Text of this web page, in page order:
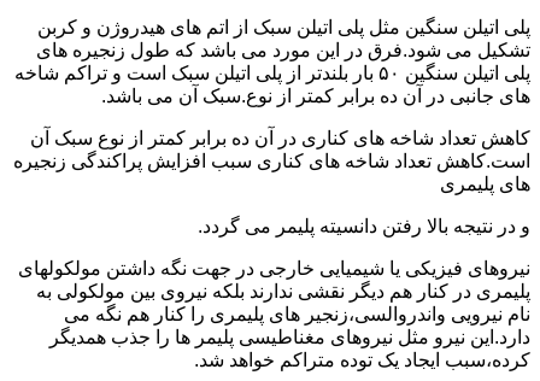
پلی اتیلن سنگین مثل پلی اتیلن سبک از اتم های هیدروژن و کربن
تشکیل می شود.فرق در این مورد می باشد که طول زنجیره های
پلی اتیلن سنگین ۵۰ بار بلندتر از پلی اتیلن سبک است و تراکم شاخه
های جانبی در آن ده برابر کمتر از نوع.سبک آن می باشد.
کاهش تعداد شاخه های کناری در آن ده برابر کمتر از نوع سبک آن
است.کاهش تعداد شاخه های کناری سبب افزایش پراکندگی زنجیره
های پلیمری
و در نتیجه بالا رفتن دانسیته پلیمر می گردد.
نیروهای فیزیکی یا شیمیایی خارجی در جهت نگه داشتن مولکولهای
پلیمری در کنار هم دیگر نقشی ندارند بلکه نیروی بین مولکولی به
نام نیرویی واندروالسی،زنجیر های پلیمری را کنار هم نگه می
دارد.این نیرو مثل نیروهای مغناطیسی پلیمر ها را جذب همدیگر
کرده،سبب ایجاد یک توده متراکم خواهد شد.